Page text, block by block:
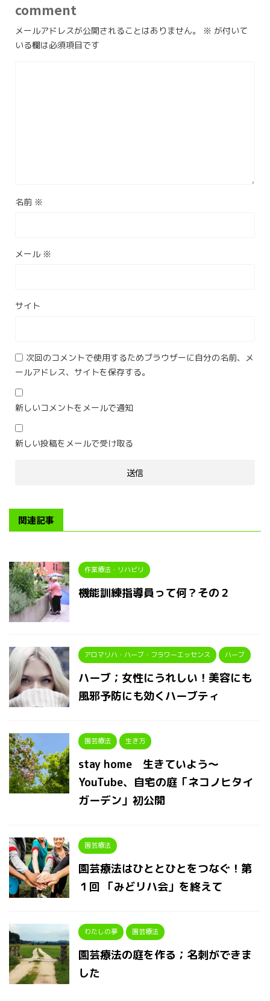
comment
メールアドレスが公開されることはありません。 ※ が付いて
いる欄は必須項目です
名前 ※
メール ※
サイト
次回のコメントで使用するためブラウザーに自分の名前、メ
ールアドレス、サイトを保存する。
新しいコメントをメールで通知
新しい投稿をメールで受け取る
関連記事
作業療法・リハビリ
機能訓練指導員って何？その２
アロマリハ・ハーブ・フラワーエッセンス ハーブ
ハーブ；女性にうれしい！美容にも
風邪予防にも効くハーブティ
園芸療法 生き方
stay home 生きていよう〜
YouTube、自宅の庭「ネコノヒタイ
ガーデン」初公開
園芸療法
園芸療法はひととひとをつなぐ！第
１回 「みどリハ会」を終えて
わたしの夢 園芸療法
園芸療法の庭を作る；名刺ができま
した